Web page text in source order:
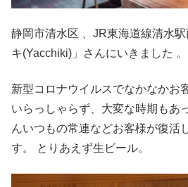
静岡市清水区 、JR東海道線清水
キ(Yacchiki)」さんにいきました 。
新型コロナウイルスでなかなかお
いらっしゃらず、大変な時期もあ
んいつもの常連などお客様が復活
す。 とりあえず生ビール。